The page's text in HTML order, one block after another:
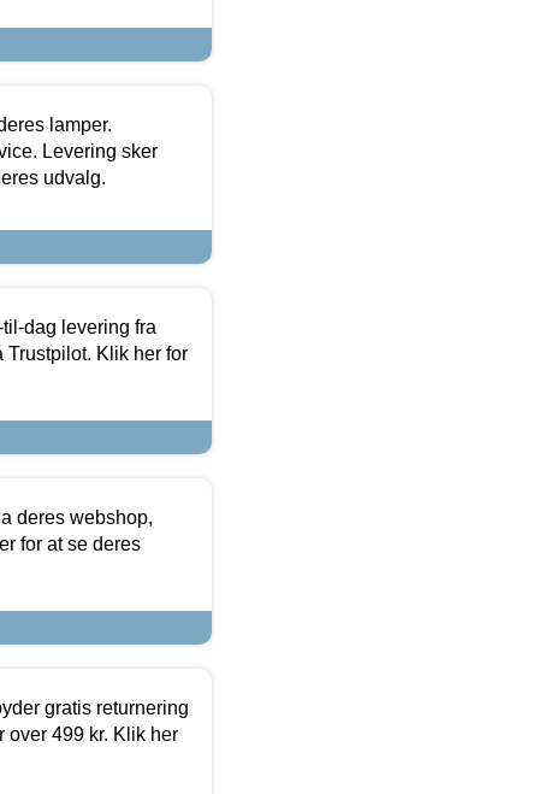
lamper.
Levering sker
udvalg.
dag levering fra
Trustpilot. Klik her for
deres webshop,
for at se deres
gratis returnering
over 499 kr. Klik her